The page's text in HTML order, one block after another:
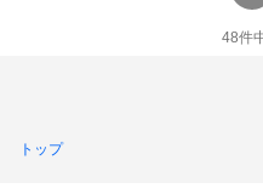
48件
トップ